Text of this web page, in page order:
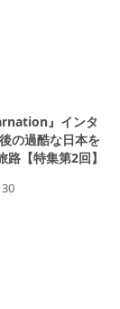
』インタ
の過酷な日本を
【特集第2回】
30